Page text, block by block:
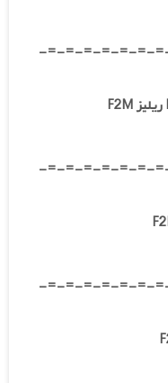
-=-=-=-=-=-=-
-=-=-=-=-=-=-
-=-=-=-=-=-=-